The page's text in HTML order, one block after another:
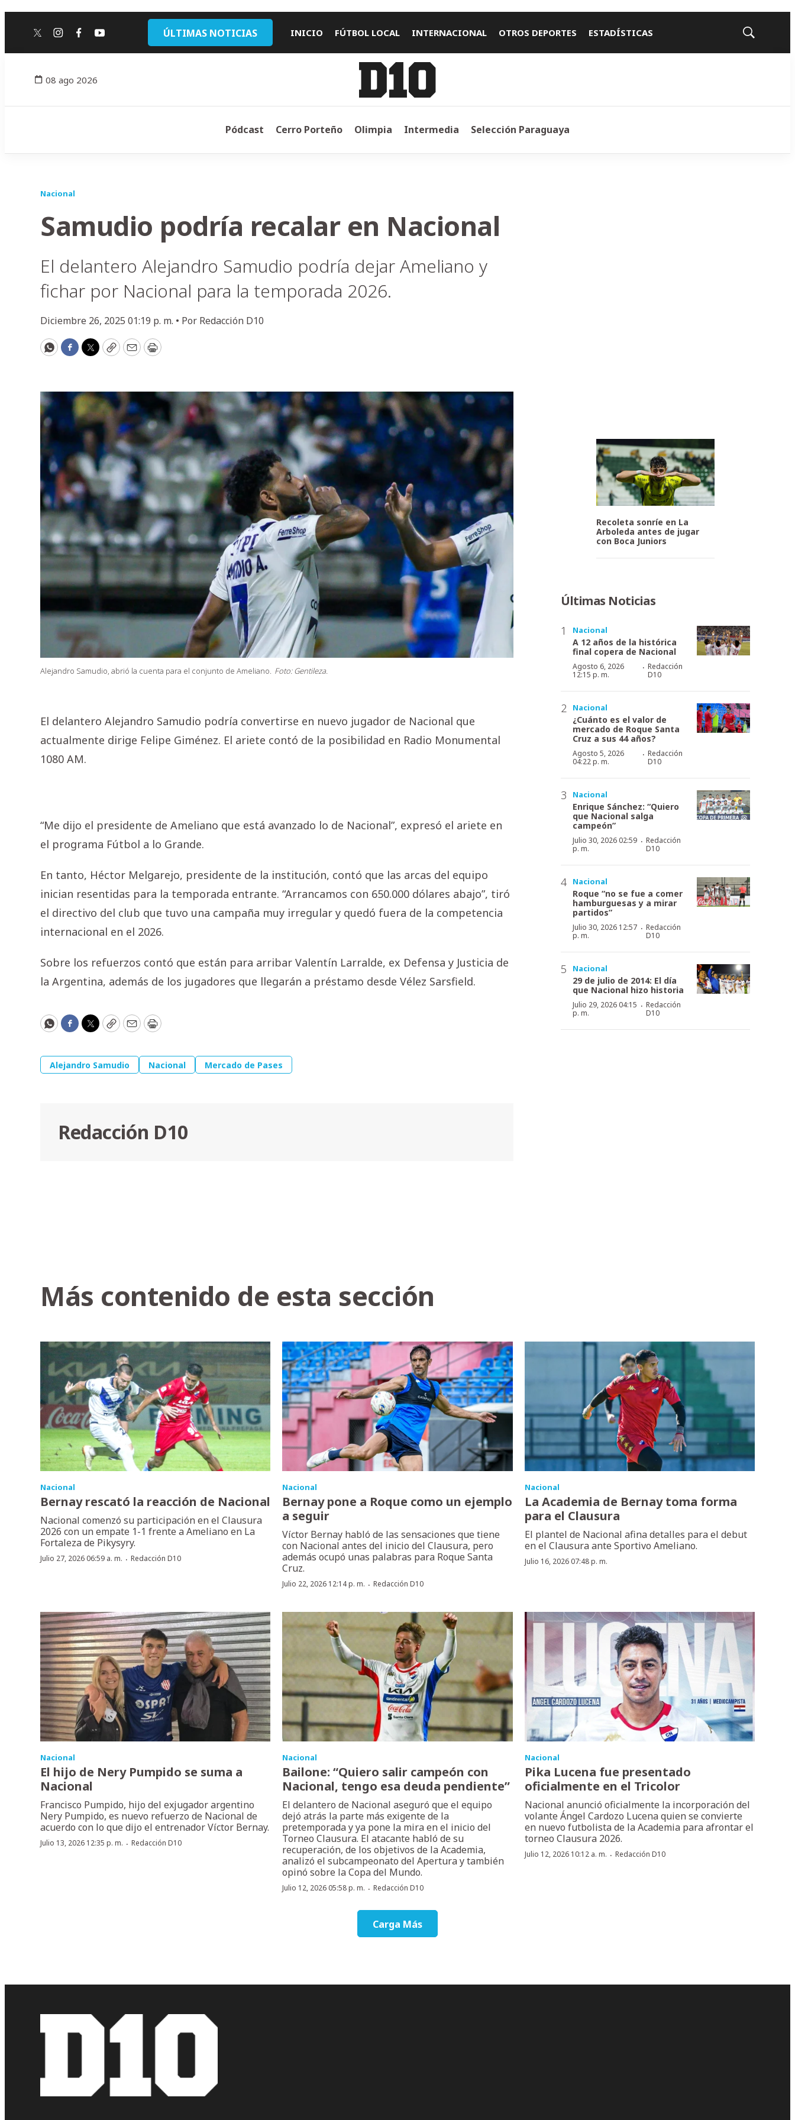
twitterinstagram
facebook
youtube ÚLTIMAS NOTICIAS INICIO FÚTBOL LOCAL INTERNACIONAL OTROS DEPORTES ESTADÍSTICAS
Mostrar
08 ago 2026
Pódcast Cerro Porteño Olimpia Intermedia Selección Paraguaya
Nacional
Samudio podría recalar en Nacional
El delantero Alejandro Samudio podría dejar Ameliano y
fichar por Nacional para la temporada 2026.
Diciembre 26, 2025 01:19 p. m. • Por Redacción D10
WhatsApp
Facebook
Twitter
CopyEmailPrint
Alejandro Samudio, abrió la cuenta para el conjunto de Ameliano. Foto: Gentileza.
El delantero Alejandro Samudio podría convertirse en nuevo jugador de Nacional que
actualmente dirige Felipe Giménez. El ariete contó de la posibilidad en Radio Monumental
1080 AM.
“Me dijo el presidente de Ameliano que está avanzado lo de Nacional”, expresó el ariete en
el programa Fútbol a lo Grande.
En tanto, Héctor Melgarejo, presidente de la institución, contó que las arcas del equipo
inician resentidas para la temporada entrante. “Arrancamos con 650.000 dólares abajo”, tiró
el directivo del club que tuvo una campaña muy irregular y quedó fuera de la competencia
internacional en el 2026.
Sobre los refuerzos contó que están para arribar Valentín Larralde, ex Defensa y Justicia de
la Argentina, además de los jugadores que llegarán a préstamo desde Vélez Sarsfield.
WhatsApp
Facebook
Twitter
CopyEmailPrint
Alejandro Samudio Nacional Mercado de Pases
Redacción D10
Recoleta sonríe en La
Arboleda antes de jugar
con Boca Juniors
Últimas Noticias
Nacional
A 12 años de la histórica
final copera de Nacional
Agosto 6, 2026
12:15 p. m.
· Redacción
D10
Nacional
¿Cuánto es el valor de
mercado de Roque Santa
Cruz a sus 44 años?
Agosto 5, 2026
04:22 p. m.
· Redacción
D10
Nacional
Enrique Sánchez: “Quiero
que Nacional salga
campeón”
Julio 30, 2026 02:59
p. m.
· Redacción
D10
Nacional
Roque “no se fue a comer
hamburguesas y a mirar
partidos”
Julio 30, 2026 12:57
p. m.
· Redacción
D10
Nacional
29 de julio de 2014: El día
que Nacional hizo historia
Julio 29, 2026 04:15
p. m.
· Redacción
D10
Más contenido de esta sección
Nacional
Bernay rescató la reacción de Nacional
Nacional comenzó su participación en el Clausura
2026 con un empate 1-1 frente a Ameliano en La
Fortaleza de Pikysyry.
Julio 27, 2026 06:59 a. m. · Redacción D10
Nacional
Bernay pone a Roque como un ejemplo
a seguir
Víctor Bernay habló de las sensaciones que tiene
con Nacional antes del inicio del Clausura, pero
además ocupó unas palabras para Roque Santa
Cruz.
Julio 22, 2026 12:14 p. m. ·Redacción D10
Nacional
La Academia de Bernay toma forma
para el Clausura
El plantel de Nacional afina detalles para el debut
en el Clausura ante Sportivo Ameliano.
Julio 16, 2026 07:48 p. m.
Nacional
El hijo de Nery Pumpido se suma a
Nacional
Francisco Pumpido, hijo del exjugador argentino
Nery Pumpido, es nuevo refuerzo de Nacional de
acuerdo con lo que dijo el entrenador Víctor Bernay.
Julio 13, 2026 12:35 p. m. · Redacción D10
Nacional
Bailone: “Quiero salir campeón con
Nacional, tengo esa deuda pendiente”
El delantero de Nacional aseguró que el equipo
dejó atrás la parte más exigente de la
pretemporada y ya pone la mira en el inicio del
Torneo Clausura. El atacante habló de su
recuperación, de los objetivos de la Academia,
analizó el subcampeonato del Apertura y también
opinó sobre la Copa del Mundo.
Julio 12, 2026 05:58 p. m. ·Redacción D10
Nacional
Pika Lucena fue presentado
oficialmente en el Tricolor
Nacional anunció oficialmente la incorporación del
volante Ángel Cardozo Lucena quien se convierte
en nuevo futbolista de la Academia para afrontar el
torneo Clausura 2026.
Julio 12, 2026 10:12 a. m. · Redacción D10
Carga Más